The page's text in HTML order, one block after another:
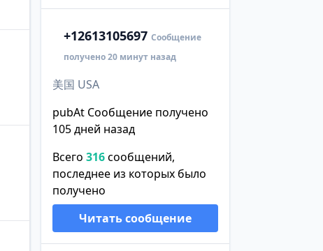
+12613105697 Сообщение
получено 20 минут назад
美国 USA
pubAt Сообщение получено
105 дней назад
Всего 316сообщений,
последнее из которых было
получено
Читать сообщение